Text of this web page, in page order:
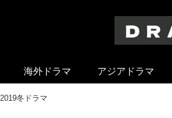
海外ドラマ アジアドラマ
2019冬ドラマ